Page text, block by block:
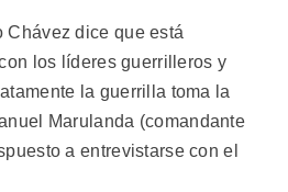
Chávez dice que está
los líderes guerrilleros y
la guerrilla toma la
Marulanda (comandante
a entrevistarse con el